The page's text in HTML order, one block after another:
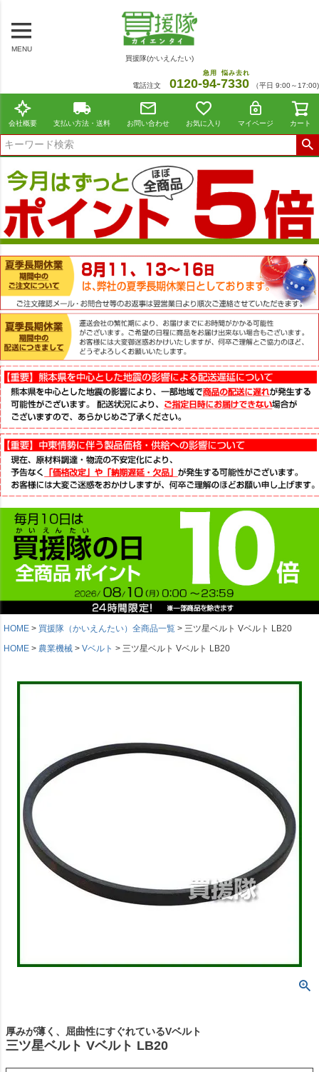
MENU
買援隊(かいえんたい)
電話注文 0120-94
急用
-7330
悩み去れ
（平日 9:00～17:00)
会社概要 支払い方法・送料 お問い合わせ お気に入り マイページ カート
HOME 買援隊（かいえんたい）全商品一覧
三ツ星ベルト Vベルト LB20
HOME
農業機械 Vベルト 三ツ星ベルト Vベルト LB20
厚みが薄く、屈曲性にすぐれているVベルト
三ツ星ベルト Vベルト LB20